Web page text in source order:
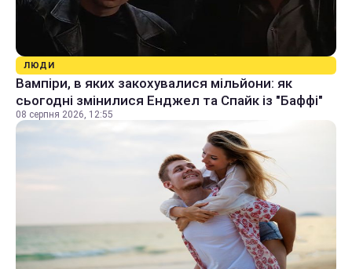
ЛЮДИ
Вампіри, в яких закохувалися мільйони: як
сьогодні змінилися Енджел та Спайк із "Баффі"
08 серпня 2026, 12:55